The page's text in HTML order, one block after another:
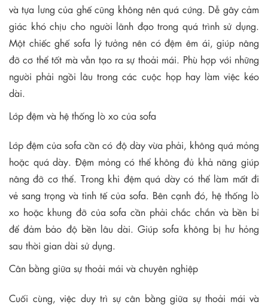
và tựa lưng của ghế cũng không nên quá cứng. Dễ gây cảm
giác khó chịu cho người lãnh đạo trong quá trình sử dụng.
Một chiếc ghế sofa lý tưởng nên có đệm êm ái, giúp nâng
đỡ cơ thể tốt mà vẫn tạo ra sự thoải mái. Phù hợp với những
người phải ngồi lâu trong các cuộc họp hay làm việc kéo
dài.
Lớp đệm và hệ thống lò xo của sofa
Lớp đệm của sofa cần có độ dày vừa phải, không quá mỏng
hoặc quá dày. Đệm mỏng có thể không đủ khả năng giúp
nâng đỡ cơ thể. Trong khi đệm quá dày có thể làm mất đi
vẻ sang trọng và tinh tế của sofa. Bên cạnh đó, hệ thống lò
xo hoặc khung đỡ của sofa cần phải chắc chắn và bền bỉ
để đảm bảo độ bền lâu dài. Giúp sofa không bị hư hỏng
sau thời gian dài sử dụng.
Cân bằng giữa sự thoải mái và chuyên nghiệp
Cuối cùng, việc duy trì sự cân bằng giữa sự thoải mái và